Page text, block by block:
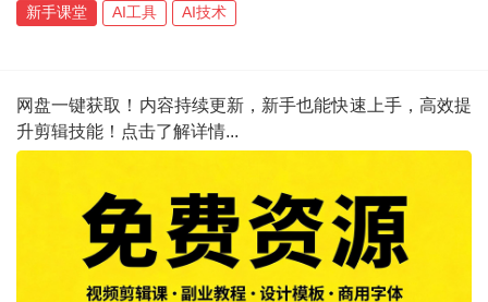
新手课堂 AI工具 AI技术
网盘一键获取！内容持续更新，新手也能快速上手，高效提
升剪辑技能！点击了解详情...